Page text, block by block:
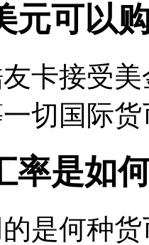
元可以
卡接受
切国际
率是如
是何种